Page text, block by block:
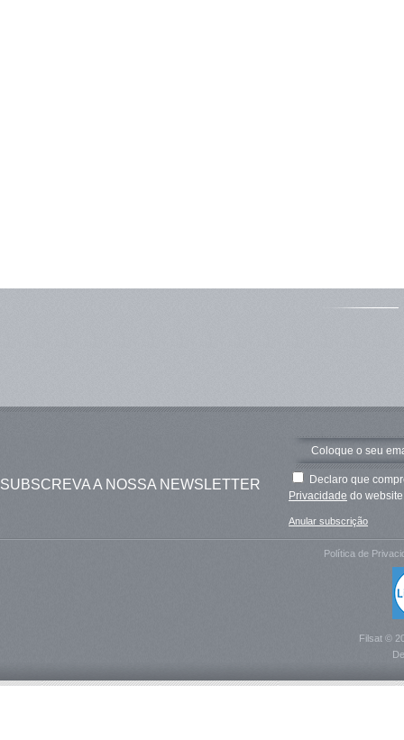
SUBSCREVA A NOSSA NEWSLETTER
Declaro que
Privacidade do
Anular subscrição
Política de
Filsat ©